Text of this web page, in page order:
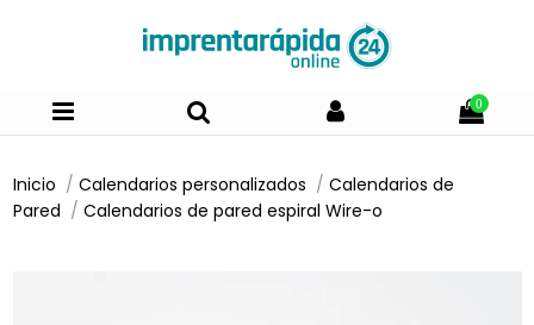
0
Inicio Calendarios personalizados
Calendarios de
Pared
Calendarios de pared espiral Wire-o